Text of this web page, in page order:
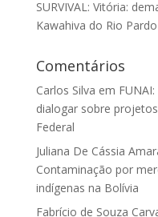
SURVIVAL: Vitória:
Kawahiva do Rio
Comentários
Carlos Silva em
dialogar sobre
Federal
Juliana De Cássia
Contaminação por
indígenas na Bolívia
Fabrício de Souza